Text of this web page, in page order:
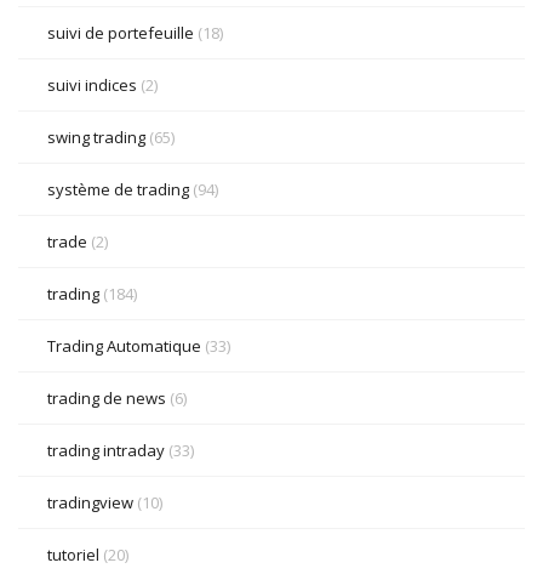
suivi de portefeuille (18)
suivi indices (2)
swing trading (65)
système de trading (94)
trade (2)
trading (184)
Trading Automatique (33)
trading de news (6)
trading intraday (33)
tradingview (10)
tutoriel (20)